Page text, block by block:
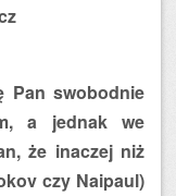
Pan swobodnie
a jednak we
że inaczej niż
czy Naipaul)